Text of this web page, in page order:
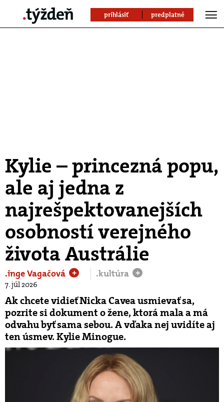
prihlásiť predplatné
Kylie – princezná popu,
ale aj jedna z
najrešpektovanejších
osobností verejného
života Austrálie
.inge Vagačová + .kultúra +
7. júl 2026
Ak chcete vidieť Nicka Cavea usmievať sa,
pozrite si dokument o žene, ktorá mala a má
odvahu byť sama sebou. A vďaka nej uvidíte aj
ten úsmev. Kylie Minogue.